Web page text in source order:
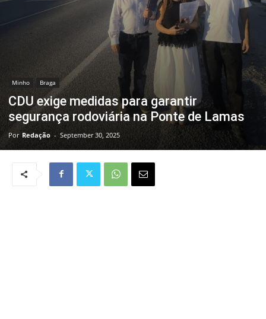
Minho Braga
CDU exige medidas para garantir
segurança rodoviária na Ponte de Lamas
Por Redação - September 30, 2025